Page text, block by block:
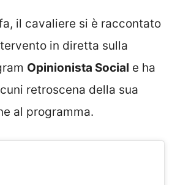
il cavaliere si è raccontato
in diretta sulla
Opinionista Social e ha
retroscena della sua
al programma.